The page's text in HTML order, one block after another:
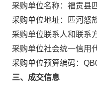
采购单位名称： 福贡县
采购单位地址：
匹河怒
采购单位联系人和联系
采购单位社会统一信用
采购单位预算编码：
三、成交信息